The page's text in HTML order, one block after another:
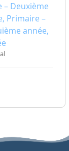
– Deuxième
Primaire –
année,